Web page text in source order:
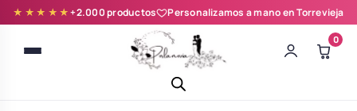
★★★★★+2.000 productos Personalizamos a mano en Torrevieja
0